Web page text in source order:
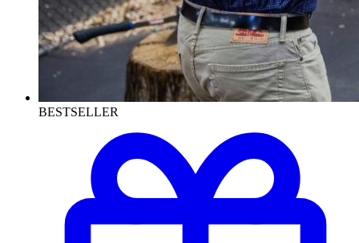
BESTSELLER